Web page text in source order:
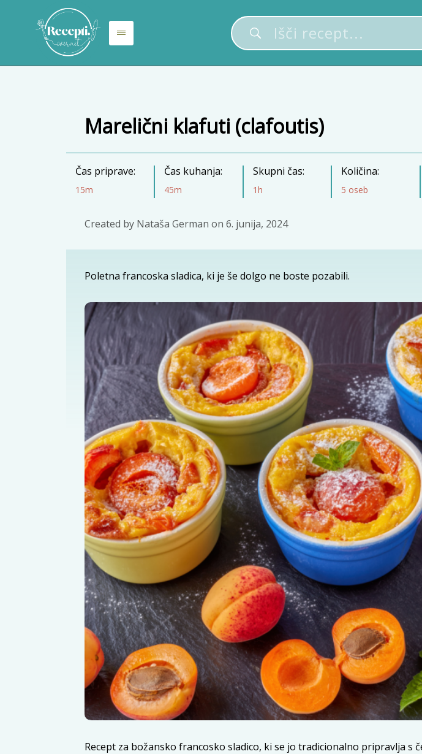
Marelični klafuti (clafoutis)
Čas priprave:
15m
Čas kuhanja:
45m
Skupni čas:
1h
Količina:
5 oseb
Created by Nataša German on 6. junija, 2024
Poletna francoska sladica, ki je še dolgo ne boste pozabili.
Recept za božansko francosko sladico, ki se jo tradicionalno pripravlja s